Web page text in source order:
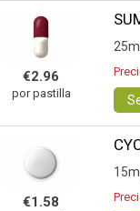
€2.96
por pastilla
€1.58